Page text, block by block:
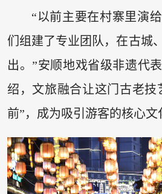
“以前主要在村寨里演
们组建了专业团队，在古城
出。”安顺地戏省级非遗代
绍，文旅融合让这门古老技
前”，成为吸引游客的核心文